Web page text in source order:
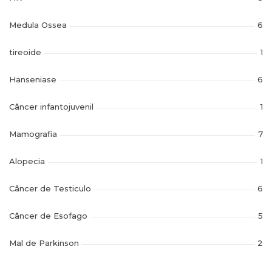
Medula Ossea 6
tireoide 1
Hanseniase 6
Câncer infantojuvenil 1
Mamografia 7
Alopecia 1
Câncer de Testiculo 6
Câncer de Esofago 5
Mal de Parkinson 2